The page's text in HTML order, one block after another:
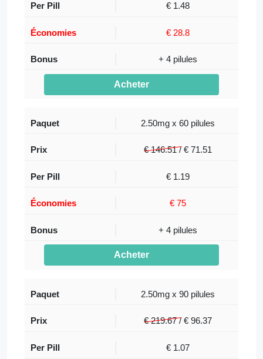
€ 1.48
€ 28.8
+ 4 pilules
Acheter
2.50mg x 60 pilules
€ 146.51 / € 71.51
€ 1.19
€ 75
+ 4 pilules
Acheter
2.50mg x 90 pilules
€ 219.67 / € 96.37
€ 1.07